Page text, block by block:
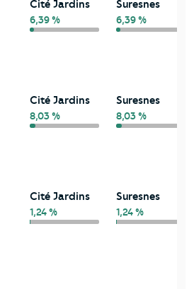
Cité Jardins
6,39 %
Suresnes
6,39 %
Cité Jardins
8,03 %
Suresnes
8,03 %
Cité Jardins
1,24 %
Suresnes
1,24 %